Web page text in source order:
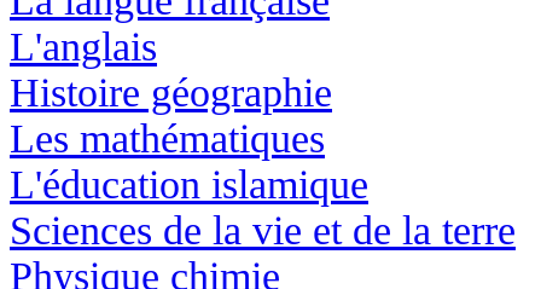
L'anglais
Histoire géographie
Les mathématiques
L'éducation islamique
Sciences de la vie et de la terre
Physique chimie